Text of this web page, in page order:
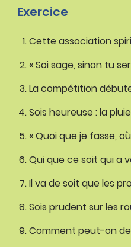
Exercice
Cette association
« Soi sage, sinon tu
La compétition
Sois heureuse : la
« Quoi que je fasse,
Qui que ce soit qui a
Il va de soit que les
Sois prudent sur les
Comment peut-on